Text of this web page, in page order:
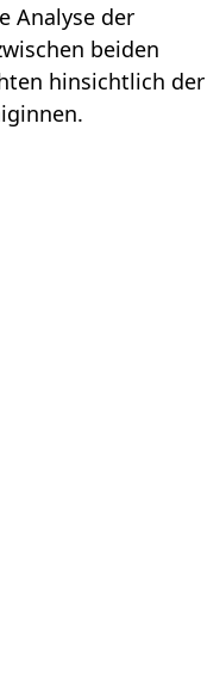
Analyse der
beiden
hinsichtlich der